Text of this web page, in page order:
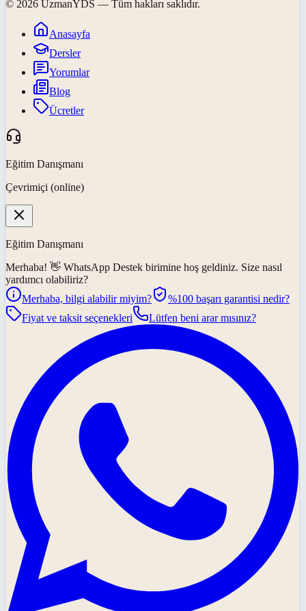
© 2026 UzmanYDS — Tüm hakları saklıdır.
Anasayfa
Dersler
Yorumlar
Blog
Ücretler
Eğitim Danışmanı
Çevrimiçi (online)
Eğitim Danışmanı
Merhaba! 👋 WhatsApp Destek birimine hoş geldiniz. Size nasıl
yardımcı olabiliriz?
Merhaba, bilgi alabilir miyim?
%100 başarı garantisi nedir?
Fiyat ve taksit seçenekleri
Lütfen beni arar mısınız?